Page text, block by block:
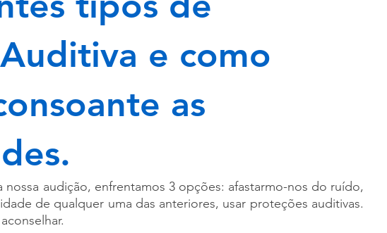
e como
as
audição, enfrentamos 3 opções: afastarmo-nos do ruído,
de qualquer uma das anteriores, usar proteções auditivas.